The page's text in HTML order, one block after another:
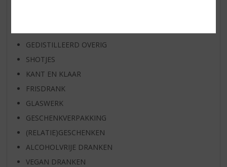
GEDISTILLEERD OVERIG
SHOTJES
KANT EN KLAAR
FRISDRANK
GLASWERK
GESCHENKVERPAKKING
(RELATIE)GESCHENKEN
ALCOHOLVRIJE DRANKEN
VEGAN DRANKEN